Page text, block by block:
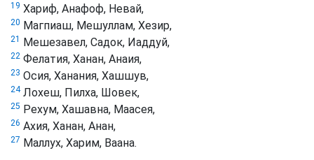
19 Хариф, Анафоф, Невай,
20 Магпиаш, Мешуллам, Хезир,
21 Мешезавел, Садок, Иаддуй,
22 Фелатия, Ханан, Анаия,
23 Осия, Ханания, Хашшув,
24Лохеш, Пилха, Шовек,
25 Рехум, Хашавна, Маасея,
26 Ахия, Ханан, Анан,
27 Маллух, Харим, Ваана.